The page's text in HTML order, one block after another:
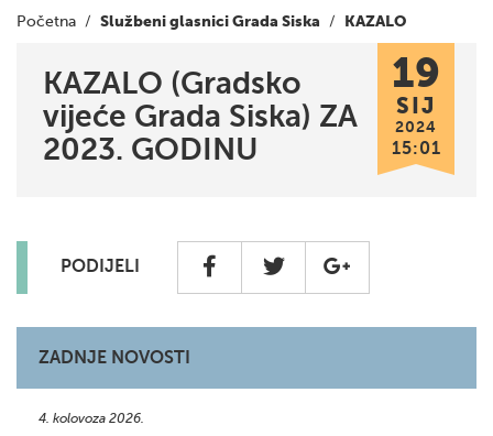
Početna / Službeni glasnici Grada Siska / KAZALO
KAZALO (Gradsko
vijeće Grada Siska) ZA
2023. GODINU
19
SIJ
2024
15:01
PODIJELI
ZADNJE NOVOSTI
4. kolovoza 2026.